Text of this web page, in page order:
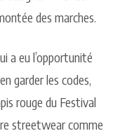
des marches.
a eu l’opportunité
garder les codes,
rouge du Festival
streetwearcomme